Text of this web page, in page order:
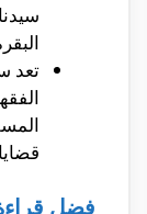
تعد
فضل